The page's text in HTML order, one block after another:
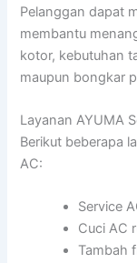
Pelanggan dapat
membantu
kotor, kebutuhan
maupun bongkar
Layanan AYUMA
Berikut beberapa
AC:
Service
Cuci AC
Tambah